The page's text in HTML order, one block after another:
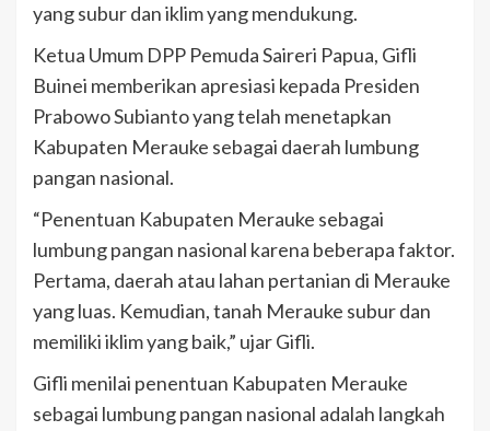
yang subur dan iklim yang mendukung.
Ketua Umum DPP Pemuda Saireri Papua, Gifli
Buinei memberikan apresiasi kepada Presiden
Prabowo Subianto yang telah menetapkan
Kabupaten Merauke sebagai daerah lumbung
pangan nasional.
“Penentuan Kabupaten Merauke sebagai
lumbung pangan nasional karena beberapa faktor.
Pertama, daerah atau lahan pertanian di Merauke
yang luas. Kemudian, tanah Merauke subur dan
memiliki iklim yang baik,” ujar Gifli.
Gifli menilai penentuan Kabupaten Merauke
sebagai lumbung pangan nasional adalah langkah